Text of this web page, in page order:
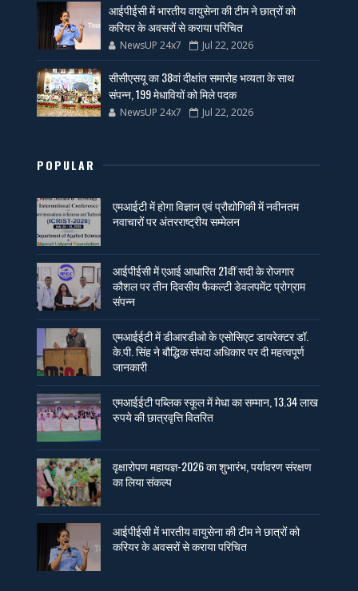
आईपीईसी में भारतीय वायुसेना की टीम ने छात्रों को
करियर के अवसरों से कराया परिचित
NewsUP 24x7 Jul 22, 2026
सीसीएसयू का 38वां दीक्षांत समारोह भव्यता के साथ
संपन्न, 199 मेधावियों को मिले पदक
NewsUP 24x7 Jul 22, 2026
POPULAR
एमआईटी में होगा विज्ञान एवं प्रौद्योगिकी में नवीनतम
नवाचारों पर अंतरराष्ट्रीय सम्मेलन
आईपीईसी में एआई आधारित 21वीं सदी के रोजगार
कौशल पर तीन दिवसीय फैकल्टी डेवलपमेंट प्रोग्राम
संपन्न
एमआईईटी में डीआरडीओ के एसोसिएट डायरेक्टर डॉ.
के.पी. सिंह ने बौद्धिक संपदा अधिकार पर दी महत्वपूर्ण
जानकारी
एमआईईटी पब्लिक स्कूल में मेधा का सम्मान, 13.34 लाख
रुपये की छात्रवृत्ति वितरित
वृक्षारोपण महायज्ञ-2026 का शुभारंभ, पर्यावरण संरक्षण
का लिया संकल्प
आईपीईसी में भारतीय वायुसेना की टीम ने छात्रों को
करियर के अवसरों से कराया परिचित